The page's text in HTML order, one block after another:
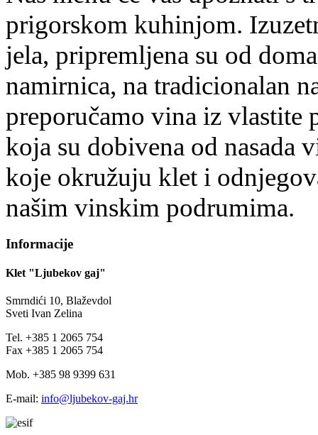
prigorskom kuhinjom.
jela, pripremljena su od
namirnica, na tradicionalan
preporučamo vina iz vlastite
koja su dobivena od nasada
koje okružuju klet i
našim vinskim podrumima.
Informacije
Klet "Ljubekov gaj"
Smrndići 10, Blaževdol
Sveti Ivan Zelina
Tel. +385 1 2065 754
Fax +385 1 2065 754
Mob. +385 98 9399 631
E-mail: info@ljubekov-gaj.hr